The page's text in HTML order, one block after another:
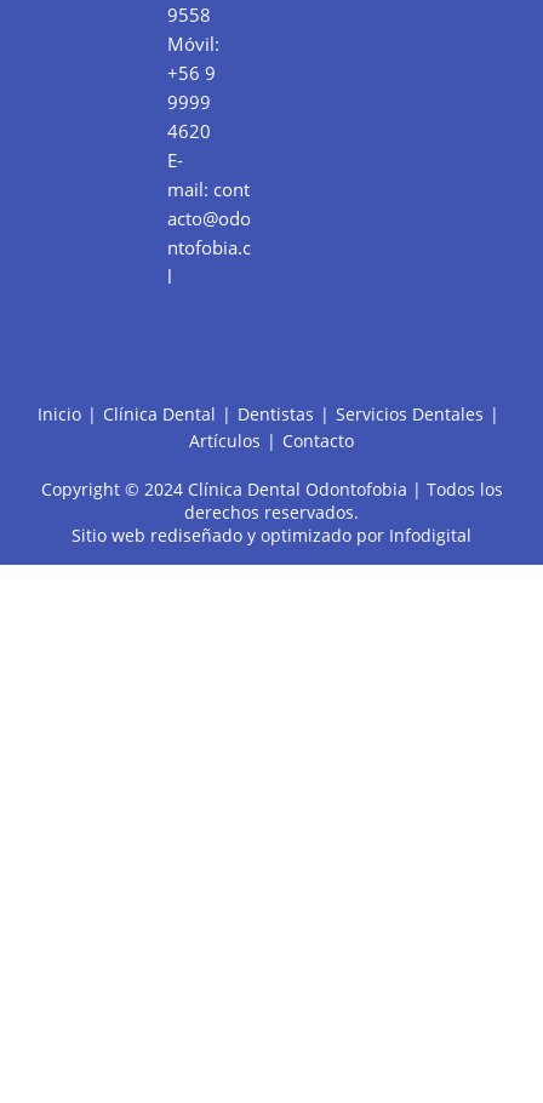
9558
Móvil:
+56 9
9999
4620
E-
mail: cont
acto@odo
ntofobia.c
l
Inicio Clínica Dental Dentistas
Servicios Dentales
Artículos
Contacto
Copyright © 2024 Clínica Dental Odontofobia | Todos los
derechos reservados.
Sitio web rediseñado y optimizado por Infodigital